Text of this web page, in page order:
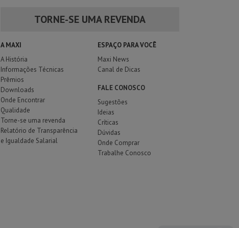
TORNE-SE UMA REVENDA
A MAXI
A História
Informações Técnicas
Prêmios
Downloads
Onde Encontrar
Qualidade
Torne-se uma revenda
Relatório de Transparência
e Igualdade Salarial
ESPAÇO PARA VOCÊ
Maxi News
Canal de Dicas
FALE CONOSCO
Sugestões
Ideias
Críticas
Dúvidas
Onde Comprar
Trabalhe Conosco